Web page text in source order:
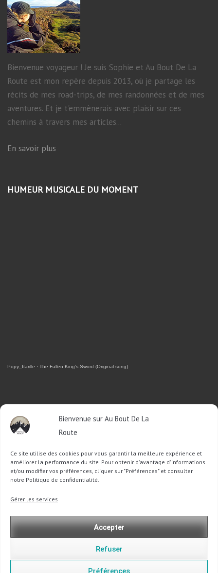
Bienvenue sur Au Bout De La
Route
Ce site utilise des cookies pour vous garantir la meilleure expérience et
améliorer la performance du site. Pour obtenir d'avantage d'informations
et/ou modifier vos préférences, cliquer sur "Préférences" et consulter
notre Politique de confidentialité.
Gérer les services
Accepter
Refuser
Préférences
Bienvenue voyageur ! Je suis Sophie et Au Bout De La
Route est mon repère depuis 2013, où je partage les
récits de mes road-trips, de mes randonnées et de mes
aventures. Et je t'emmènerais avec plaisir sur ces
chemins à travers mes articles...
En savoir plus
HUMEUR MUSICALE DU MOMENT
Popy_Itarillë · The Fallen King's Sword (Original song)
RETROUVEZ-MOI SUR FACEBOOK
OU SUR TWITTER
Follow @Sophie_ABDLRTweet to @Sophie_ABDLR
: